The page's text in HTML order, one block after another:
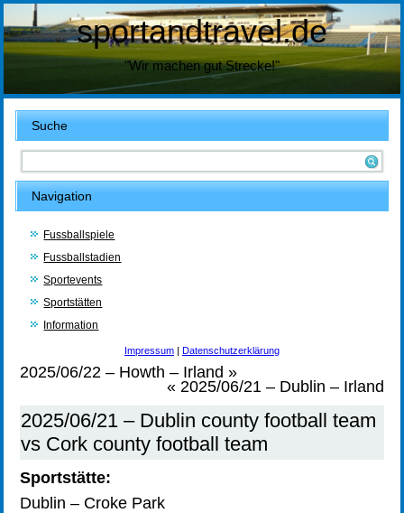
sportandtravel.de
"Wir machen gut Strecke!"
Suche
Navigation
Fussballspiele
Fussballstadien
Sportevents
Sportstätten
Information
Impressum | Datenschutzerklärung
2025/06/22 – Howth – Irland »
« 2025/06/21 – Dublin – Irland
2025/06/21 – Dublin county football team
vs Cork county football team
Sportstätte:
Dublin – Croke Park